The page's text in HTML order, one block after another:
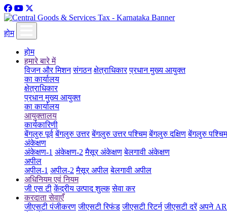
होम
होम
हमारे बारे में
विजन और मिशन संगठन क्षेत्राधिकार प्रधान मुख्य आयुक्त
का कार्यालय
क्षेत्राधिकार
प्रधान मुख्य आयुक्त
का कार्यालय
आयुक्तालय
कार्यकारिणी
बेंगलुरु पूर्व बेंगलुरु उत्तर बेंगलुरु उत्तर पश्चिम बेंगलुरु दक्षिण बेंगलुरु पश्चिम
अंकेक्षण
अंकेक्षण-1 अंकेक्षण-2 मैसूर अंकेक्षण बेलगावी अंकेक्षण
अपील
अपील-1 अपील-2 मैसूर अपील बेलगावी अपील
अधिनियम एवं नियम
जी एस टी केंद्रीय उत्पाद शुल्क सेवा कर
करदाता सेवाएँ
जीएसटी पंजीकरण जीएसटी रिफंड जीएसटी रिटर्न जीएसटी दरें अपने